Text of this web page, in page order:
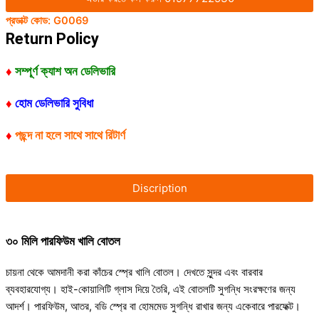
প্রডাক্ট কোড: G0069
Return Policy
♦ সম্পূর্ণ ক্যাশ অন ডেলিভারি
♦ হোম ডেলিভারি সুবিধা
♦ পছন্দ না হলে সাথে সাথে রিটার্ণ
Discription
৩০ মিলি পারফিউম খালি বোতল
চায়না থেকে আমদানী করা কাঁচের স্প্রে খালি বোতল। দেখতে সুন্দর এবং বারবার
ব্যবহারযোগ্য। হাই-কোয়ালিটি গ্লাস দিয়ে তৈরি, এই বোতলটি সুগন্ধি সংরক্ষণের জন্য
আদর্শ। পারফিউম, আতর, বডি স্প্রে বা হোমমেড সুগন্ধি রাখার জন্য একেবারে পারফেক্ট।